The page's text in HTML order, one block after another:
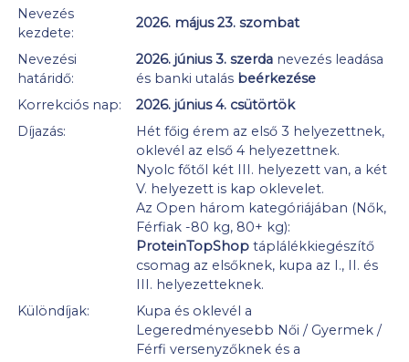
Nevezés
kezdete:
2026. május 23. szombat
Nevezési
határidő:
2026. június 3. szerda nevezés leadása
és banki utalás beérkezése
Korrekciós nap:
2026. június 4. csütörtök
Díjazás:
Hét főig érem az első 3 helyezettnek,
oklevél az első 4 helyezettnek.
Nyolc főtől két III. helyezett van, a két
V. helyezett is kap oklevelet.
Az Open három kategóriájában (Nők,
Férfiak -80 kg, 80+ kg):
ProteinTopShop táplálékkiegészítő
csomag az elsőknek, kupa az I., II. és
III. helyezetteknek.
Különdíjak:
Kupa és oklevél a
Legeredményesebb Női / Gyermek /
Férfi versenyzőknek és a